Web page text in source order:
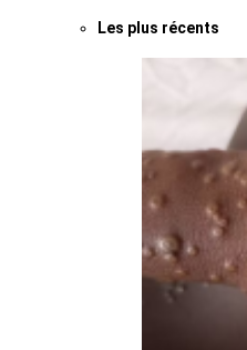
Les plus récents